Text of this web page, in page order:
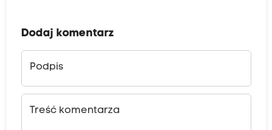
Dodaj komentarz
Podpis
Treść komentarza